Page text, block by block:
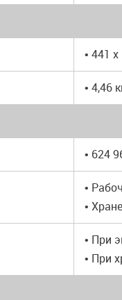
• 441
• 4,46
• 624
•
•
• При
• При